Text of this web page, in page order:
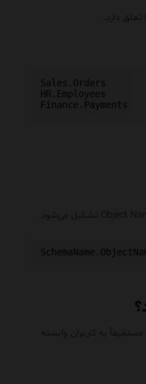
Sales.Orders
HR.Employees
مستقیماً به کاربران وابسته